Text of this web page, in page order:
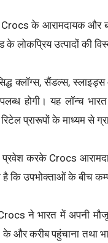
के आरामदायक और
के लोकप्रिय उत्पादों की
क्लॉग्स, सैंडल्स,
होगी। यह लॉन्च
प्रारूपों के माध्यम से
प्रवेश करके Crocs
है कि उपभोक्ताओं के बीच
ने भारत में अपनी
के और करीब पहुंचाना तथा